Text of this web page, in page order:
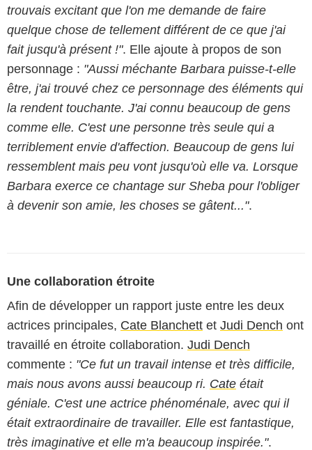
trouvais excitant que l'on me demande de faire
quelque chose de tellement différent de ce que j'ai
fait jusqu'à présent !". Elle ajoute à propos de son
personnage : "Aussi méchante Barbara puisse-t-elle
être, j'ai trouvé chez ce personnage des éléments qui
la rendent touchante. J'ai connu beaucoup de gens
comme elle. C'est une personne très seule qui a
terriblement envie d'affection. Beaucoup de gens lui
ressemblent mais peu vont jusqu'où elle va. Lorsque
Barbara exerce ce chantage sur Sheba pour l'obliger
à devenir son amie, les choses se gâtent...".
Une collaboration étroite
Afin de développer un rapport juste entre les deux
actrices principales, Cate Blanchett et Judi Dench ont
travaillé en étroite collaboration. Judi Dench
commente : "Ce fut un travail intense et très difficile,
mais nous avons aussi beaucoup ri. Cate était
géniale. C'est une actrice phénoménale, avec qui il
était extraordinaire de travailler. Elle est fantastique,
très imaginative et elle m'a beaucoup inspirée.".